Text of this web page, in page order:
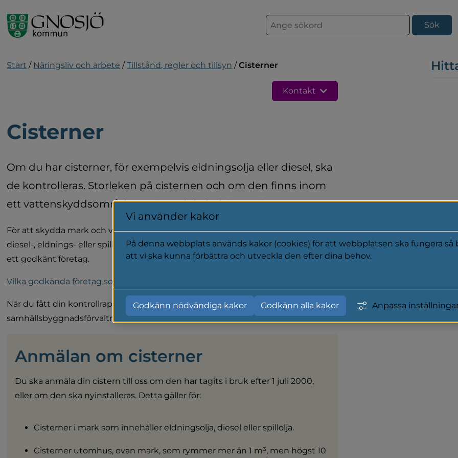
S
ö
Start / Näringsliv och arbete / Tillstånd, regler och tillsyn / Cisterner
Kontakt
Cisterner
Om du har cisterner, för exempelvis eldningsolja eller diesel, ska
de kontrolleras. Storleken på cisternen och om den finns inom
ett vattenskyddsområde avgör vad du behöver göra.
För att skydda mark och vatten mot föroreningar ska cisterner som innehåller
diesel-, eldnings- eller spillolja kontrolleras regelbundet. Kontrollen ska göras av
ett godkänt företag.
Vilka godkända företag som gör kontroller hittar du på Swedacs webbplats.
När du fått din kontrollrapport skickar du en kopia till oss på
samhällsbyggnadsförvaltningen.
Anmälan om cisterner
Du ska anmäla din cistern till oss om den har tagits i bruk efter 1 juli 2000,
eller om den ska nyinstalleras. Detta gäller för:
Cisterner i mark som innehåller eldningsolja, diesel eller spillolja.
Cisterner utomhus, ovan mark, som rymmer mer än 1 m³, men högst 10
Vi använder kakor
På denna webbplats används kakor (cookies) för att webbplatsen ska fungera
att vi ska kunna förbättra och utveckla den efter dina behov.
Godkänn nödvändiga kakor Godkänn alla kakor Anpassa